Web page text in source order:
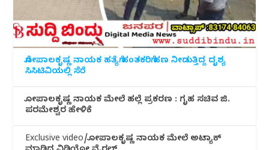
ಗೋಪಾಲಕೃಷ್ಣ ನಾಯಕ ಹತ್ಯೆಗೆ ಹಂತಕರಿಗೆ ಹಣ ನೀಡುತ್ತಿದ್ದ ದೃಶ್ಯ
ಸಿಸಿಟಿವಿಯಲ್ಲಿ ಸೆರೆ
ಗೋಪಾಲಕೃಷ್ಣ ನಾಯಕ ಮೇಲೆ ಹಲ್ಲೆ ಪ್ರಕರಣ : ಗೃಹ ಸಚಿವ ಜಿ.
ಪರಮೇಶ್ವರ ಹೇಳಿಕೆ
Exclusive video/ಗೋಪಾಲಕೃಷ್ಣ ನಾಯಕ ಮೇಲೆ ಅಟ್ಯಾಕ್